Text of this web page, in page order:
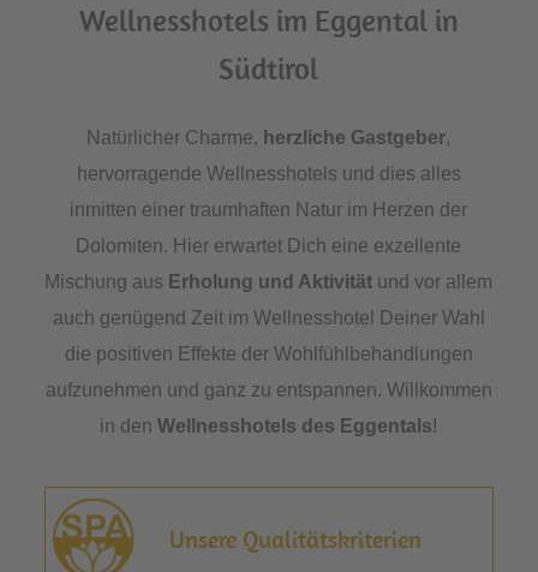
Wellnesshotels im Eggental in
Südtirol
Natürlicher Charme, herzliche Gastgeber,
hervorragende Wellnesshotels und dies alles
inmitten einer traumhaften Natur im Herzen der
Dolomiten. Hier erwartet Dich eine exzellente
Mischung aus Erholung und Aktivität und vor allem
auch genügend Zeit im Wellnesshotel Deiner Wahl
die positiven Effekte der Wohlfühlbehandlungen
aufzunehmen und ganz zu entspannen. Willkommen
in denWellnesshotels des Eggentals!
Unsere Qualitätskriterien